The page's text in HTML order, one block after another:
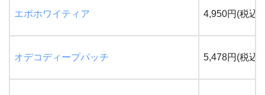
エポホワイティア 4,950円(税込)
オデコディープパッチ 5,478円(税込)